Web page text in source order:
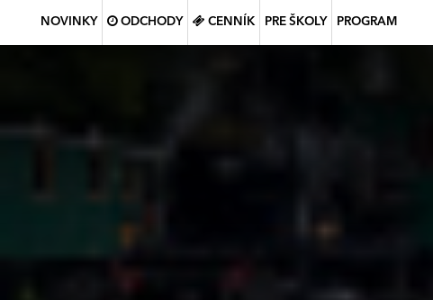
NOVINKY ODCHODY CENNÍK PRE ŠKOLY PROGRAM